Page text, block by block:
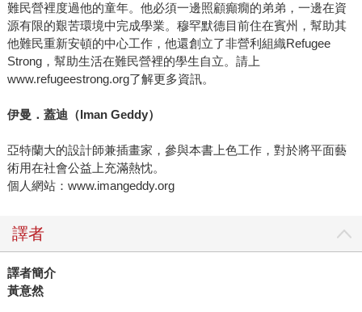
難民營裡度過他的童年。他必須一邊照顧癲癇的弟弟，一邊在資
源有限的艱苦環境中完成學業。穆罕默德目前住在賓州，幫助其
他難民重新安頓的中心工作，他還創立了非營利組織Refugee
Strong，幫助生活在難民營裡的學生自立。請上
www.refugeestrong.org了解更多資訊。
伊曼．蓋迪（Iman Geddy）
亞特蘭大的設計師兼插畫家，參與本書上色工作，對於將平面藝
術用在社會公益上充滿熱忱。
個人網站：www.imangeddy.org
譯者
譯者簡介
黃意然